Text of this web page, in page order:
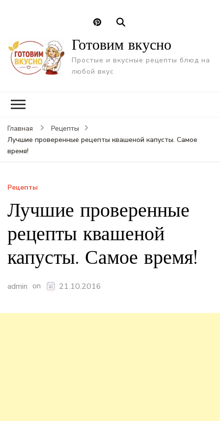
Готовим вкусно
Простые и вкусные рецепты блюд на
любой вкус
Главная
Рецепты
Лучшие проверенные рецепты квашеной капусты. Самое
время!
Рецепты
Лучшие проверенные
рецепты квашеной
капусты. Самое время!
admin on 21.10.2016